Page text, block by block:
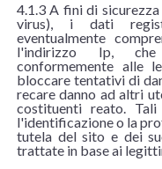
4.1.3 A fini di
virus), i dati
eventualmente
l'indirizzo Ip, che
conformemente alle
bloccare tentativi di
recare danno ad altri
costituenti reato.
l'identificazione o la
tutela del sito e dei
trattate in base ai